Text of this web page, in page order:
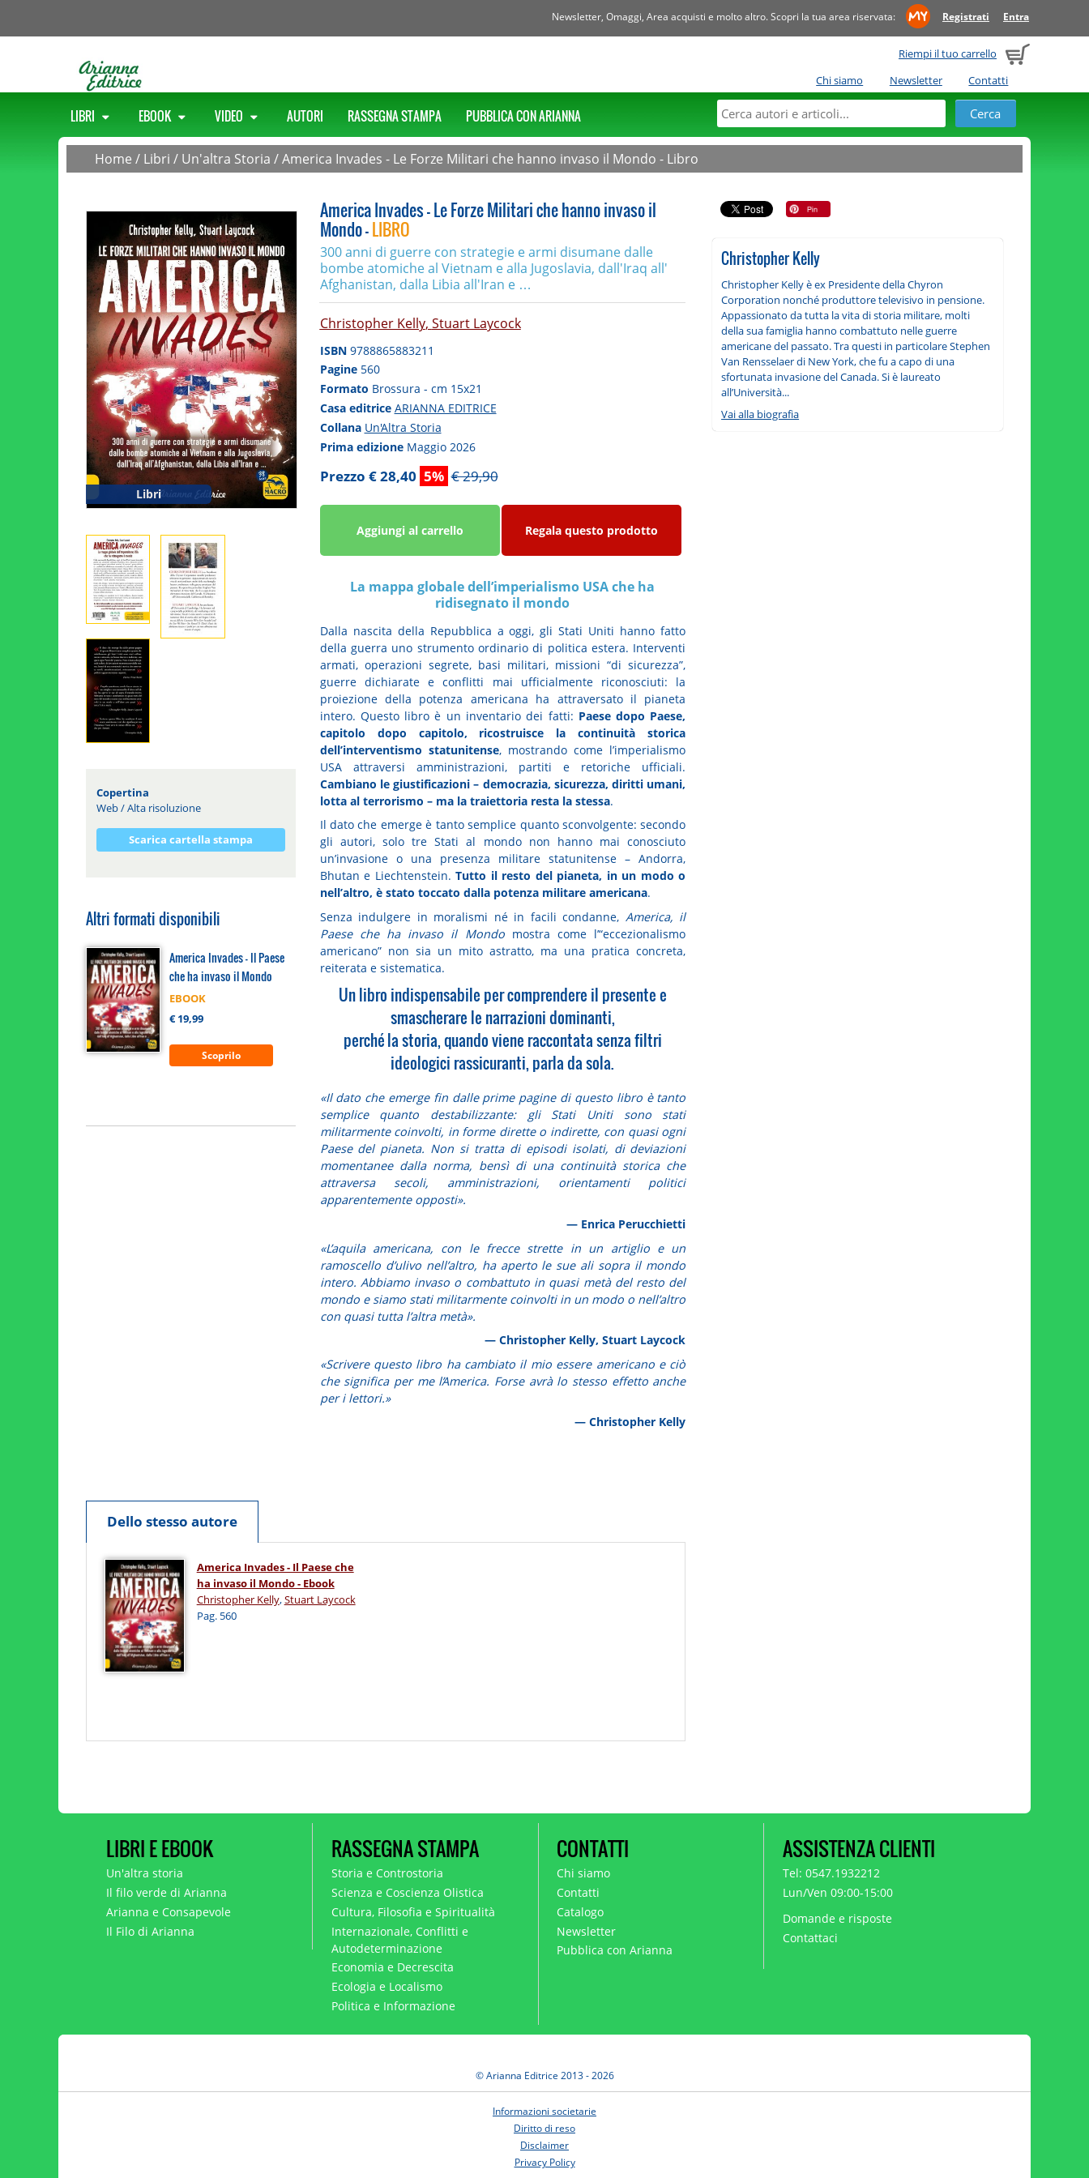
Newsletter, Omaggi, Area acquisti e molto altro. Scopri la tua area riservata: Registrati Entra
Riempi il tuo carrello
Chi siamo
Newsletter Contatti
LIBRI EBOOK VIDEO AUTORI RASSEGNA STAMPA PUBBLICA CON ARIANNA
Home / Libri / Un'altra Storia /America Invades - Le Forze Militari che hanno invaso il Mondo - Libro
Libri
Copertina
Web/Alta risoluzione
Scarica cartella stampa
Altri formati disponibili
America Invades - Il Paese
che ha invaso il Mondo
EBOOK
€ 19,99
Scoprilo
America Invades - Le Forze Militari che hanno invaso il
Mondo -LIBRO
300 anni di guerre con strategie e armi disumane dalle
bombe atomiche al Vietnam e alla Jugoslavia, dall'Iraq all'
Afghanistan, dalla Libia all'Iran e …
Christopher Kelly, Stuart Laycock
ISBN 9788865883211
Pagine 560
Formato Brossura - cm 15x21
Casa editrice ARIANNA EDITRICE
Collana Un'Altra Storia
Prima edizione Maggio 2026
Prezzo € 28,40 5% € 29,90
Aggiungi al carrello Regala questo prodotto
La mappa globale dell’imperialismo USA che ha
ridisegnato il mondo
Dalla nascita della Repubblica a oggi, gli Stati Uniti hanno fatto
della guerra uno strumento ordinario di politica estera. Interventi
armati, operazioni segrete, basi militari, missioni “di sicurezza”,
guerre dichiarate e conflitti mai ufficialmente riconosciuti: la
proiezione della potenza americana ha attraversato il pianeta
intero. Questo libro è un inventario dei fatti: Paese dopo Paese,
capitolo dopo capitolo, ricostruisce la continuità storica
dell’interventismo statunitense, mostrando come l’imperialismo
USA attraversi amministrazioni, partiti e retoriche ufficiali.
Cambiano le giustificazioni – democrazia, sicurezza, diritti umani,
lotta al terrorismo – ma la traiettoria resta la stessa.
Il dato che emerge è tanto semplice quanto sconvolgente: secondo
gli autori, solo tre Stati al mondo non hanno mai conosciuto
un’invasione o una presenza militare statunitense – Andorra,
Bhutan e Liechtenstein.Tutto il resto del pianeta, in un modo o
nell’altro, è stato toccato dalla potenza militare americana.
Senza indulgere in moralismi né in facili condanne, America, il
Paese che ha invaso il Mondomostra come l’“eccezionalismo
americano” non sia un mito astratto, ma una pratica concreta,
reiterata e sistematica.
Un libro indispensabile per comprendere il presente e
smascherare le narrazioni dominanti,
perché la storia, quando viene raccontata senza filtri
ideologici rassicuranti, parla da sola.
«Il dato che emerge fin dalle prime pagine di questo libro è tanto
semplice quanto destabilizzante: gli Stati Uniti sono stati
militarmente coinvolti, in forme dirette o indirette, con quasi ogni
Paese del pianeta. Non si tratta di episodi isolati, di deviazioni
momentanee dalla norma, bensì di una continuità storica che
attraversa secoli, amministrazioni, orientamenti politici
apparentemente opposti».
— Enrica Perucchietti
«L’aquila americana, con le frecce strette in un artiglio e un
ramoscello d’ulivo nell’altro, ha aperto le sue ali sopra il mondo
intero. Abbiamo invaso o combattuto in quasi metà del resto del
mondo e siamo stati militarmente coinvolti in un modo o nell’altro
con quasi tutta l’altra metà».
— Christopher Kelly, Stuart Laycock
«Scrivere questo libro ha cambiato il mio essere americano e ciò
che significa per me l’America. Forse avrà lo stesso effetto anche
per i lettori.»
— Christopher Kelly
Dello stesso autore
America Invades - Il Paese che
ha invaso il Mondo - Ebook
Christopher Kelly,Stuart Laycock
Pag. 560
Christopher Kelly
Christopher Kelly è ex Presidente della Chyron
Corporation nonché produttore televisivo in pensione.
Appassionato da tutta la vita di storia militare, molti
della sua famiglia hanno combattuto nelle guerre
americane del passato. Tra questi in particolare Stephen
Van Rensselaer di New York, che fu a capo di una
sfortunata invasione del Canada. Si è laureato
all’Università...
Vai alla biografia
LIBRI E EBOOK
Un'altra storia
Il filo verde di Arianna
Arianna e Consapevole
Il Filo di Arianna
RASSEGNA STAMPA
Storia e Controstoria
Scienza e Coscienza Olistica
Cultura, Filosofia e Spiritualità
Internazionale, Conflitti e
Autodeterminazione
Economia e Decrescita
Ecologia e Localismo
Politica e Informazione
CONTATTI
Chi siamo
Contatti
Catalogo
Newsletter
Pubblica con Arianna
ASSISTENZA CLIENTI
Tel: 0547.1932212
Lun/Ven 09:00-15:00
Domande e risposte
Contattaci
© Arianna Editrice 2013 - 2026
Informazioni societarie
Diritto di reso
Disclaimer
Privacy Policy